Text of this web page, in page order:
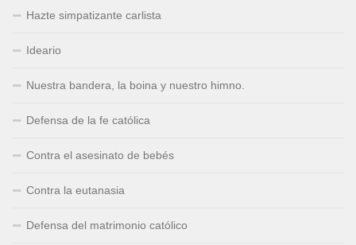
Hazte simpatizante carlista
Ideario
Nuestra bandera, la boina y nuestro himno.
Defensa de la fe católica
Contra el asesinato de bebés
Contra la eutanasia
Defensa del matrimonio católico